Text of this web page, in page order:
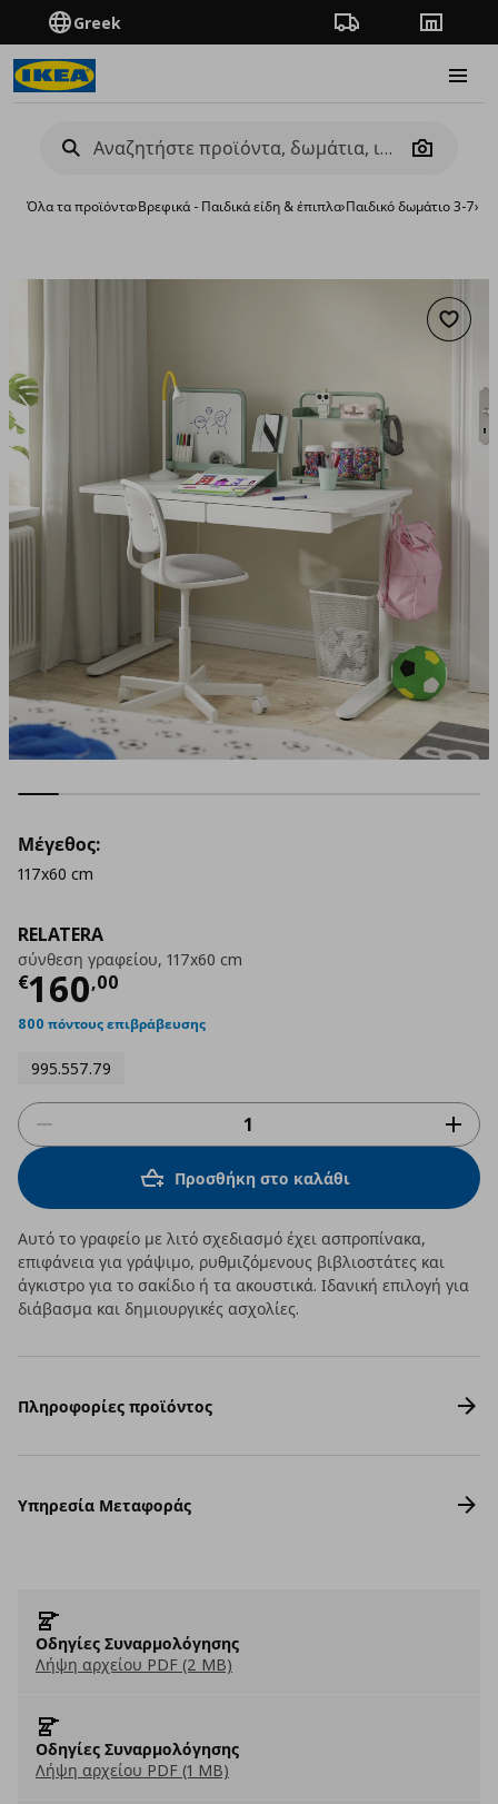
Greek Πορεία παραγγελίας
Camera
Όλα τα προϊόντα›Βρεφικά - Παιδικά είδη & έπιπλα›Παιδικό δωμάτιο 3-7›
RELATERA
σύνθεση γραφείου, 117x60 cm
€160,00
Τρέχουσα τιμή
800 πόντους επιβράβευσης
995.557.79
Μέγεθος:
117x60 cm
Προσθήκη στο καλάθι
Αυτό το γραφείο με λιτό σχεδιασμό έχει ασπροπίνακα,
επιφάνεια για γράψιμο, ρυθμιζόμενους βιβλιοστάτες και
άγκιστρο για το σακίδιο ή τα ακουστικά. Ιδανική επιλογή για
διάβασμα και δημιουργικές ασχολίες.
Πληροφορίες προϊόντος
Υπηρεσία Μεταφοράς
Οδηγίες Συναρμολόγησης
Λήψη αρχείου PDF (2 MB)
Οδηγίες Συναρμολόγησης
Λήψη αρχείου PDF (1 MB)